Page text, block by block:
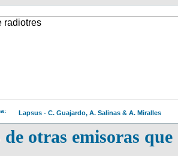
Lapsus - C. Guajardo, A. Salinas & A. Miralles
otras emisoras